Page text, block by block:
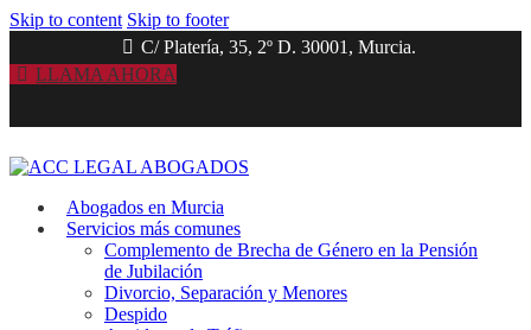
Skip to content Skip to footer
C/ Platería, 35, 2º D. 30001, Murcia.
LLAMA AHORA
Abogados en Murcia
Servicios más comunes
Complemento de Brecha de Género en la Pensión
de Jubilación
Divorcio, Separación y Menores
Despido